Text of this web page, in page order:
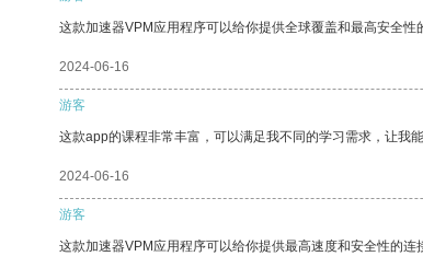
这款加速器VPM应用程序可以给你提供全球覆盖和最高安全性
2024-06-16
游客
这款app的课程非常丰富，可以满足我不同的学习需求，让我
2024-06-16
游客
这款加速器VPM应用程序可以给你提供最高速度和安全性的连